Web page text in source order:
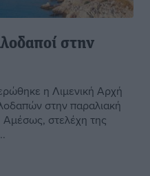
στην
η Λιμενική Αρχή
στην παραλιακή
στελέχη της